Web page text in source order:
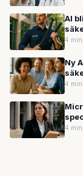
AI
4 min
Ny
4 min
4 min